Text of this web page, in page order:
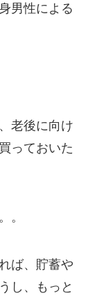
男性による
老後に向け
っておいた
。
ば、貯蓄や
し、もっと